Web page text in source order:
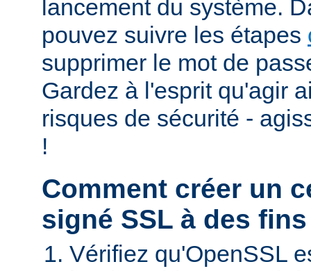
lancement du système.
pouvez suivre les étapes
supprimer le mot de
Gardez à l'esprit qu'agir
risques de sécurité -
!
Comment créer un
signé SSL à des
Vérifiez qu'OpenSSL